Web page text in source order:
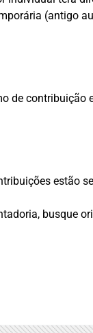
(antigo
de contribuição
estão
busque